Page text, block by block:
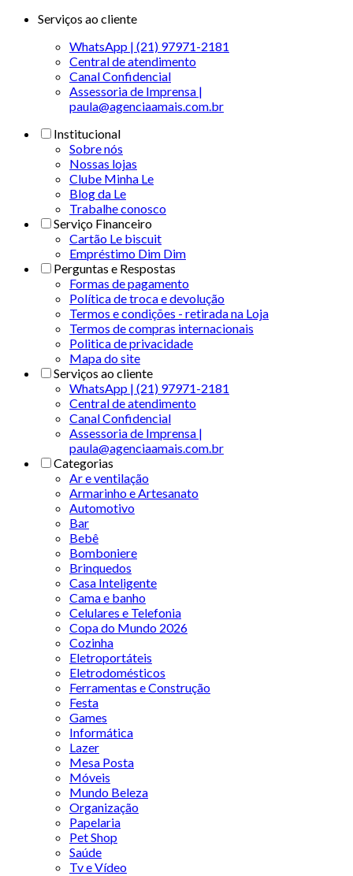
Serviços ao cliente
WhatsApp | (21) 97971-2181
Central de atendimento
Canal Confidencial
Assessoria de Imprensa |
paula@agenciaamais.com.br
Institucional
Sobre nós
Nossas lojas
Clube Minha Le
Blog da Le
Trabalhe conosco
Serviço Financeiro
Cartão Le biscuit
Empréstimo Dim Dim
Perguntas e Respostas
Formas de pagamento
Política de troca e devolução
Termos e condições - retirada na Loja
Termos de compras internacionais
Politica de privacidade
Mapa do site
Serviços ao cliente
WhatsApp | (21) 97971-2181
Central de atendimento
Canal Confidencial
Assessoria de Imprensa |
paula@agenciaamais.com.br
Categorias
Ar e ventilação
Armarinho e Artesanato
Automotivo
Bar
Bebê
Bomboniere
Brinquedos
Casa Inteligente
Cama e banho
Celulares e Telefonia
Copa do Mundo 2026
Cozinha
Eletroportáteis
Eletrodomésticos
Ferramentas e Construção
Festa
Games
Informática
Lazer
Mesa Posta
Móveis
Mundo Beleza
Organização
Papelaria
Pet Shop
Saúde
Tv e Vídeo